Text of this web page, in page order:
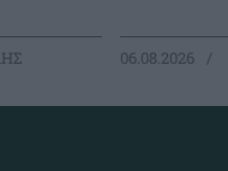
06.08.2026